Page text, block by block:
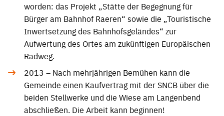
worden: das Projekt „Stätte der Begegnung für
Bürger am Bahnhof Raeren“ sowie die „Touristische
Inwertsetzung des Bahnhofsgeländes“ zur
Aufwertung des Ortes am zukünftigen Europäischen
Radweg.
2013 – Nach mehrjährigen Bemühen kann die
Gemeinde einen Kaufvertrag mit der SNCB über die
beiden Stellwerke und die Wiese am Langenbend
abschließen. Die Arbeit kann beginnen!